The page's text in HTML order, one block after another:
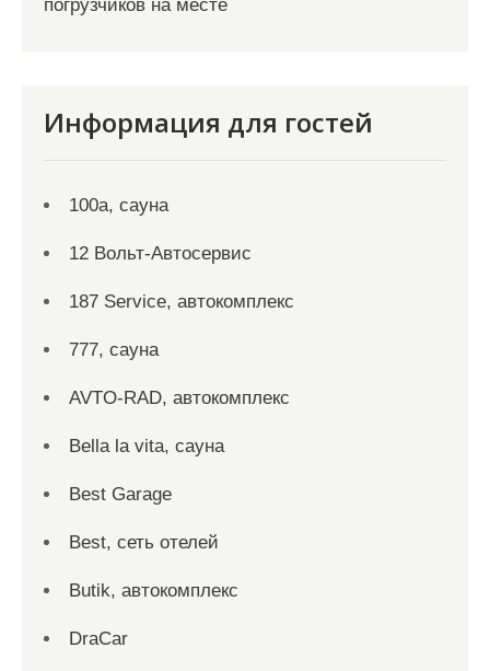
погрузчиков на месте
Информация для гостей
100а, сауна
12 Вольт-Автосервис
187 Service, автокомплекс
777, сауна
AVTO-RAD, автокомплекс
Bella la vita, сауна
Best Garage
Best, сеть отелей
Butik, автокомплекс
DraCar